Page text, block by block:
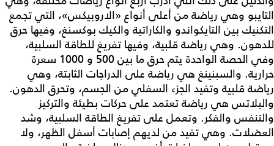
التايبو وهي رياضة من أعلى أنواع «الاروبيكس»، التي تجمع
التكنيك بين التايكواندو والكاراتية والكيك بوكسنغ، وفيها حرق
للدهون. وهي رياضة قلبية، وفيها تفريغ للطاقة السلبية،
وفي الحصة الواحدة يتم حرق ما بين 500 و 1000 سعرة
حرارية. والسبنينغ هي رياضة على الدراجات الثابتة، وهي
رياضة قلبية وتفيد الجزء السفلي من الجسم، وتحرق الدهون.
والبلاتس هي رياضة تعتمد على حركات بطيئة والتركيز
والتنفس والفكر. وتعمل على تفريغ الطاقة السلبية، وشد
العضلات. وهي تفيد من لديهم إصابات أسفل الظهر، ولا